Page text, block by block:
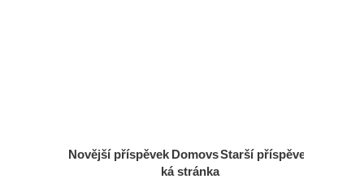
Novější příspěvek Starší příspěvek
Domovs
ká stránka